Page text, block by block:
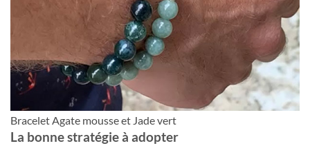
Bracelet Agate mousse et Jade vert
La bonne stratégie à adopter